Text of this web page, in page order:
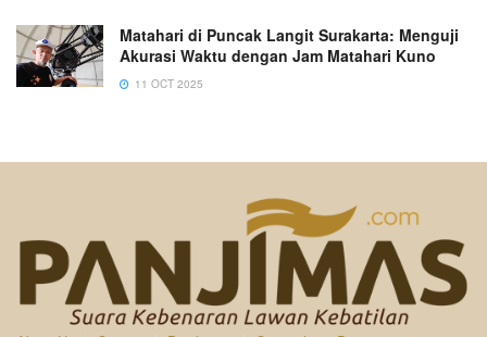
Matahari di Puncak Langit Surakarta: Menguji
Akurasi Waktu dengan Jam Matahari Kuno
11 OCT 2025